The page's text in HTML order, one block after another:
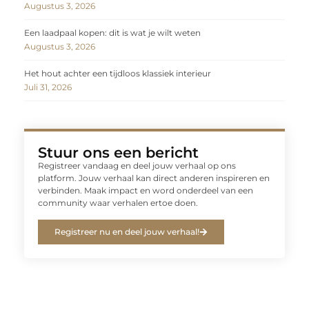
Augustus 3, 2026
Een laadpaal kopen: dit is wat je wilt weten
Augustus 3, 2026
Het hout achter een tijdloos klassiek interieur
Juli 31, 2026
Stuur ons een bericht
Registreer vandaag en deel jouw verhaal op ons
platform. Jouw verhaal kan direct anderen inspireren en
verbinden. Maak impact en word onderdeel van een
community waar verhalen ertoe doen.
Registreer nu en deel jouw verhaal!